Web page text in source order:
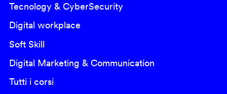
Tecnology & CyberSecurity
Digital workplace
Soft Skill
Digital Marketing & Communication
Tutti i corsi